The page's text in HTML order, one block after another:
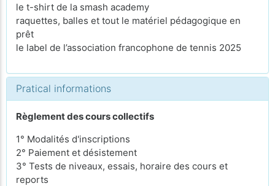
le t-shirt de la smash academy
raquettes, balles et tout le matériel pédagogique en
prêt
le label de l’association francophone de tennis 2025
Pratical informations
Règlement des cours collectifs
1° Modalités d'inscriptions
2° Paiement et désistement
3° Tests de niveaux, essais, horaire des cours et
reports